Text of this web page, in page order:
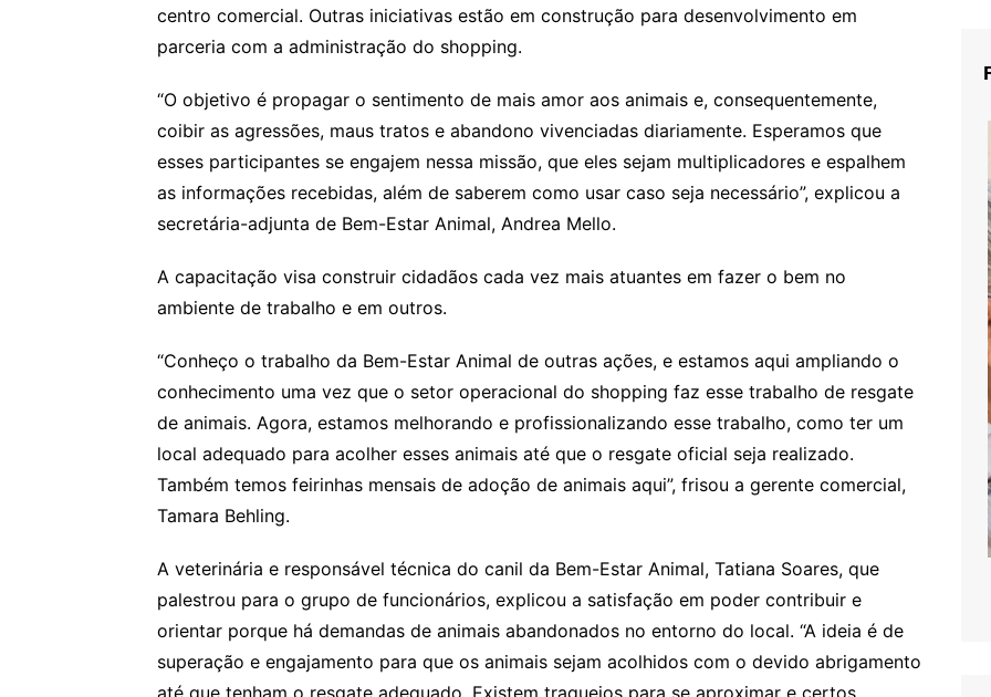
centro comercial. Outras iniciativas estão em construção para desenvolvimento em
parceria com a administração do shopping.
“O objetivo é propagar o sentimento de mais amor aos animais e, consequentemente,
coibir as agressões, maus tratos e abandono vivenciadas diariamente. Esperamos que
esses participantes se engajem nessa missão, que eles sejam multiplicadores e espalhem
as informações recebidas, além de saberem como usar caso seja necessário”, explicou a
secretária-adjunta de Bem-Estar Animal, Andrea Mello.
A capacitação visa construir cidadãos cada vez mais atuantes em fazer o bem no
ambiente de trabalho e em outros.
“Conheço o trabalho da Bem-Estar Animal de outras ações, e estamos aqui ampliando o
conhecimento uma vez que o setor operacional do shopping faz esse trabalho de resgate
de animais. Agora, estamos melhorando e profissionalizando esse trabalho, como ter um
local adequado para acolher esses animais até que o resgate oficial seja realizado.
Também temos feirinhas mensais de adoção de animais aqui”, frisou a gerente comercial,
Tamara Behling.
A veterinária e responsável técnica do canil da Bem-Estar Animal, Tatiana Soares, que
palestrou para o grupo de funcionários, explicou a satisfação em poder contribuir e
orientar porque há demandas de animais abandonados no entorno do local. “A ideia é de
superação e engajamento para que os animais sejam acolhidos com o devido abrigamento